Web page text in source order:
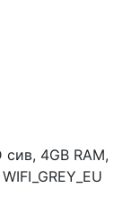
4GB RAM,